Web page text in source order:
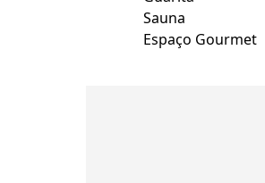
Sauna
Espaço Gourmet